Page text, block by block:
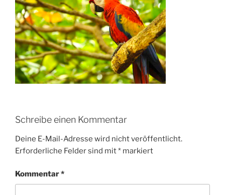
Schreibe einen Kommentar
Deine E-Mail-Adresse wird nicht veröffentlicht.
Erforderliche Felder sind mit* markiert
Kommentar*